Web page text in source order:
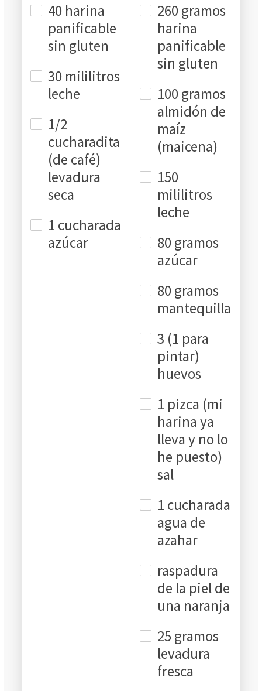
40 harina
panificable
sin gluten
30 mililitros
leche
1/2
cucharadita
(de café)
levadura
seca
1 cucharada
azúcar
260 gramos
harina
panificable
sin gluten
100 gramos
almidón de
maíz
(maicena)
150
mililitros
leche
80 gramos
azúcar
80 gramos
mantequilla
3 (1 para
pintar)
huevos
1 pizca (mi
harina ya
lleva y no lo
he puesto)
sal
1 cucharada
agua de
azahar
raspadura
de la piel de
una naranja
25 gramos
levadura
fresca